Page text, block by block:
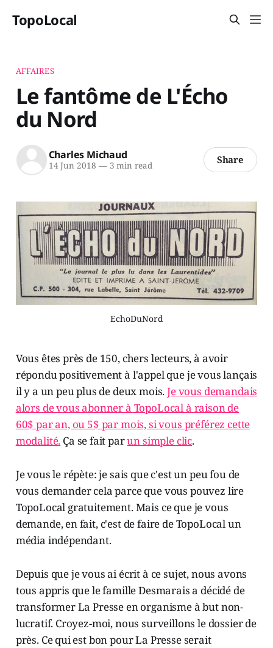
TopoLocal
AFFAIRES
Le fantôme de L'Écho
du Nord
Charles Michaud
14 Jun 2018 —3 min read Share
EchoDuNord
Vous êtes près de 150, chers lecteurs, à avoir
répondu positivement à l'appel que je vous lançais
il y a un peu plus de deux mois.Je vous demandais
alors de vous abonner à TopoLocal à raison de
60$ par an, ou 5$ par mois, si vous préférez cette
modalité. Ça se fait parun simple clic.
Je vous le répète: je sais que c'est un peu fou de
vous demander cela parce que vous pouvez lire
TopoLocal gratuitement. Mais ce que je vous
demande, en fait, c'est de faire de TopoLocal un
média indépendant.
Depuis que je vous ai écrit à ce sujet, nous avons
tous appris que le famille Desmarais a décidé de
transformer La Presse en organisme à but non-
lucratif. Croyez-moi, nous surveillons le dossier de
près. Ce qui est bon pour La Presse serait